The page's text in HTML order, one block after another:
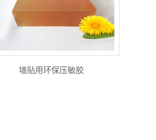
墙贴用环保压敏胶